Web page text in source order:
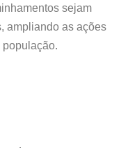
sejam
ampliando as ações
população.